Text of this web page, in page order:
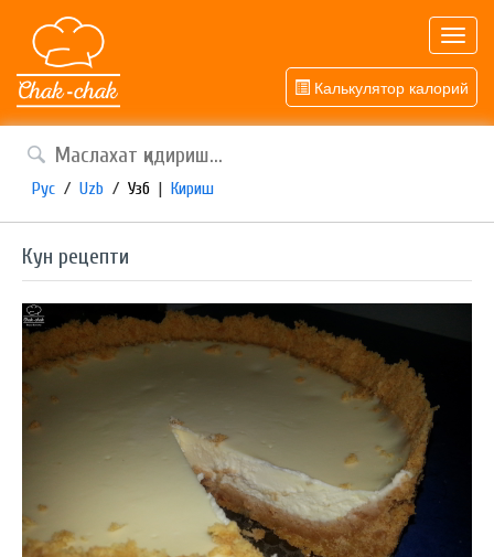
Калькулятор калорий
Рус / Uzb / Узб | Кириш
Кун рецепти